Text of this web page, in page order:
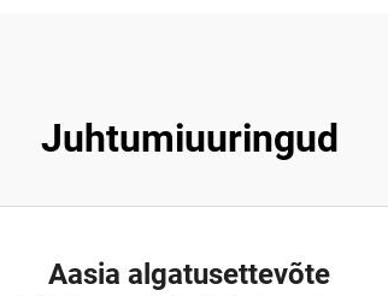
Juhtumiuuringud
Aasia algatusettevõte